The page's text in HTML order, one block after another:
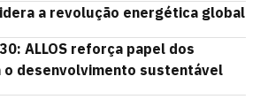
a revolução energética global
ALLOS reforça papel dos
o desenvolvimento sustentável